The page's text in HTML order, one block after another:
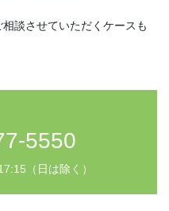
談させていただくケースも
5550
（日は除く）